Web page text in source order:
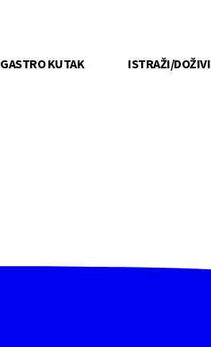
GASTRO KUTAK ISTRAŽI/DOŽIVI